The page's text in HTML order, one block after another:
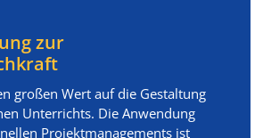
zur
großen Wert auf die Gestaltung
Unterrichts. Die Anwendung
Projektmanagements ist